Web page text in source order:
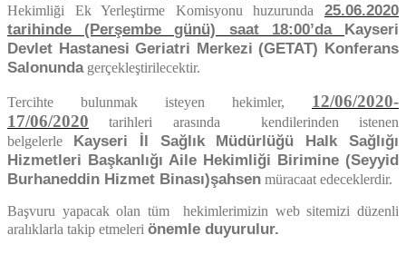
Hekimliği Ek Yerleştirme Komisyonu huzurunda 25.06.2020
tarihinde (Perşembe günü) saat 18:00’da Kayseri
Devlet Hastanesi Geriatri Merkezi (GETAT) Konferans
Salonundagerçekleştirilecektir.
Tercihte bulunmak isteyen hekimler, 12/06/2020-
17/06/2020 tarihleri arasında kendilerinden istenen
belgelerle Kayseri İl Sağlık Müdürlüğü Halk Sağlığı
Hizmetleri Başkanlığı Aile Hekimliği Birimine (Seyyid
Burhaneddin Hizmet Binası)şahsen müracaat edeceklerdir.
Başvuru yapacak olan tüm hekimlerimizin web sitemizi düzenli
aralıklarla takip etmeleri önemle duyurulur.